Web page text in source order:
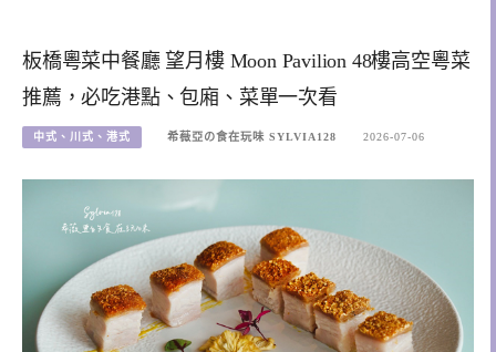
板橋粵菜中餐廳 望月樓 Moon Pavilion 48樓高空粵菜
推薦，必吃港點、包廂、菜單一次看
中式、川式、港式 希薇亞の食在玩味 SYLVIA128 2026-07-06